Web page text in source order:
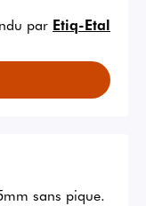
par Etiq-Etal
sans pique.